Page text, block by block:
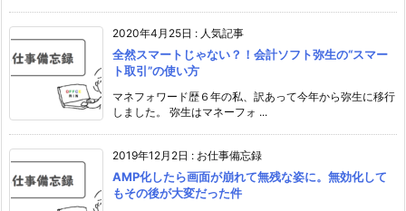
2020年4月25日 : 人気記事
全然スマートじゃない？！会計ソフト弥生の“スマー
ト取引”の使い方
マネフォワード歴６年の私、訳あって今年から弥生に移行
しました。 弥生はマネーフォ ...
2019年12月2日 : お仕事備忘録
AMP化したら画面が崩れて無残な姿に。無効化して
もその後が大変だった件